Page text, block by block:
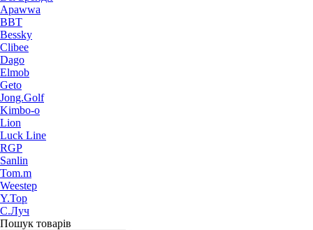
Apawwa
BBT
Bessky
Clibee
Dago
Elmob
Geto
Jong.Golf
Kimbo-o
Lion
Luck Line
RGP
Sanlin
Tom.m
Weestep
Y.Top
С.Луч
Пошук товарів